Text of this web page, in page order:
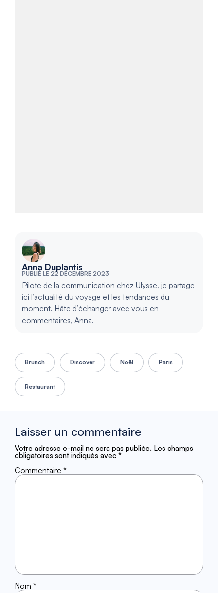
Anna Duplantis
PUBLIÉ LE 22 DÉCEMBRE 2023
Pilote de la communication chez Ulysse, je partage
ici l’actualité du voyage et les tendances du
moment. Hâte d’échanger avec vous en
commentaires, Anna.
Brunch Discover Noël Paris
Restaurant
Laisser un commentaire
Votre adresse e-mail ne sera pas publiée. Les champs
obligatoires sont indiqués avec *
Commentaire *
Nom *